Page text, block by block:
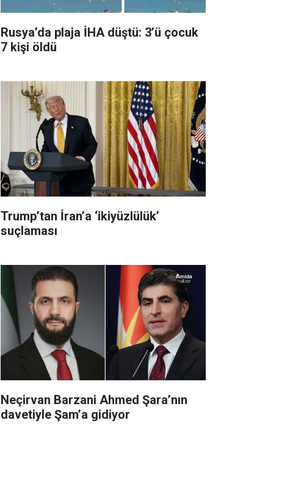
Rusya’da plaja İHA düştü: 3’ü çocuk
7 kişi öldü
Trump’tan İran’a ‘ikiyüzlülük’
suçlaması
Neçirvan Barzani Ahmed Şara’nın
davetiyle Şam’a gidiyor